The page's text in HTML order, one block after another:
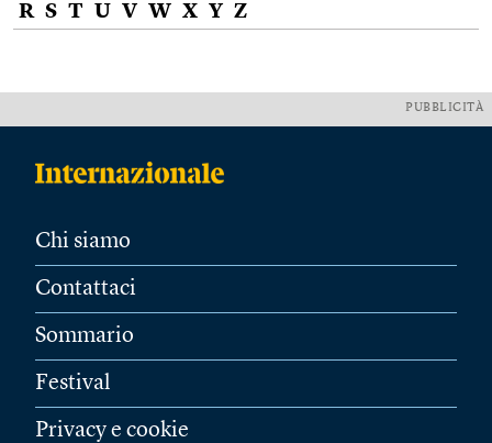
R S T U V W X Y Z
PUBBLICITÀ
Chi siamo
Contattaci
Sommario
Festival
Privacy e cookie